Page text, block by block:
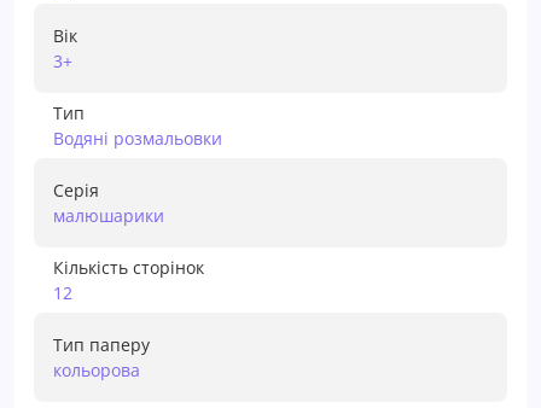
Вік
3+
Тип
Водяні розмальовки
Серія
малюшарики
Кількість сторінок
12
Тип паперу
кольорова